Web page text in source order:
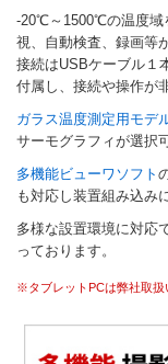
-20℃～1500℃の温度域
視、自動検査、録画等
接続はUSBケーブル１
付属し、接続や操作が
ガラス温度測定用モデ
サーモグラフィが選択
多機能ビューワソフト
も対応し装置組み込み
多様な設置環境に対応
っております。
※タブレットPCは弊社取扱